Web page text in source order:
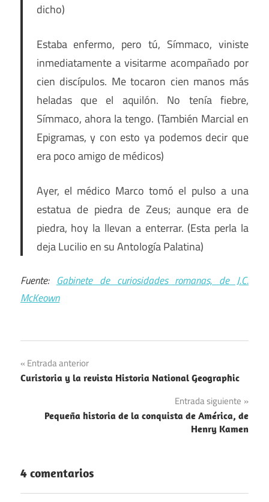
dicho)
Estaba enfermo, pero tú, Símmaco, viniste
inmediatamente a visitarme acompañado por
cien discípulos. Me tocaron cien manos más
heladas que el aquilón. No tenía fiebre,
Símmaco, ahora la tengo. (También Marcial en
Epigramas, y con esto ya podemos decir que
era poco amigo de médicos)
Ayer, el médico Marco tomó el pulso a una
estatua de piedra de Zeus; aunque era de
piedra, hoy la llevan a enterrar. (Esta perla la
deja Lucilio en su Antología Palatina)
Fuente:Gabinete de curiosidades romanas, de J.C.
McKeown
Navegación
de
entradas
Entrada anterior
Curistoria y la revista Historia National Geographic
Entrada siguiente
Pequeña historia de la conquista de América, de
Henry Kamen
4 comentarios